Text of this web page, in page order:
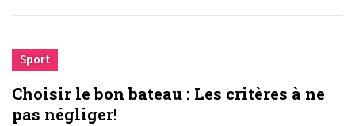
Sport
Choisir le bon bateau : Les critères à ne
pas négliger!